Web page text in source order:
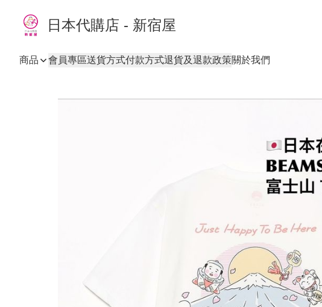
日本代購店 - 新宿屋
商品 會員專區送貨方式付款方式退貨及退款政策關於我們